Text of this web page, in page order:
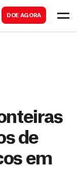
DOE AGORA
de
em